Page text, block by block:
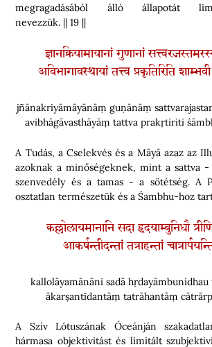
megragadásából álló állapotát
nevezzük. || 19 ||
ज्ञानक्रियामायानां गुणानां
अविभागावस्थायां तत्त्व प्रकृतिरिति
jñānakriyāmāyānāṃ guṇānāṃ
avibhāgāvasthāyāṃ tattva prakṛtiriti
A Tudás, a Cselekvés és a Māyā azaz az
azoknak a minőségeknek, mint a sattva
szenvedély és a tamas - a sötétség. A
osztatlan természetük és a Śambhu-hoz
कल्लोलायमानानि सदा हृदयाम्बुनिधौ
आकर्षन्तीदन्तां तत्राहन्तां
kallolāyamānāni sadā
ākarṣantīdantāṃ tatrāhantāṃ
A Szív Lótuszának Óceánján
hármasa objektivitást és limitált